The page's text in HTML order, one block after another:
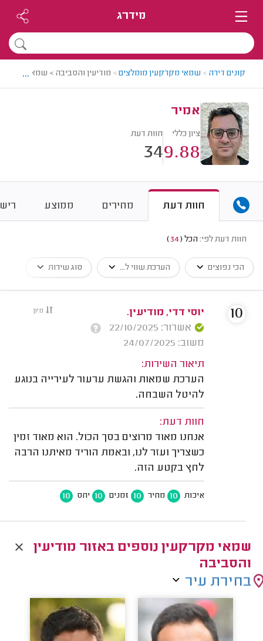
מידרג
קונים דירה > שמאי מקרקעין מומלצים> מודיעין והסביבה > שמאי...
אמיר
ציון כללי
9.88
חוות דעת
34
חוות דעת מחירים ממוצע
חוות דעת לפי: הכל (
34
)
הכי נפוצים הערכת שווי ל... סוג שירות
מיון
יוסי דדי, מודיעין.
אשרור: 22/10/2025
משוב: 24/07/2025
תיאור השירות:
הערכת שמאות והגשת ערעור לעירייה בנוגע
להיטל השבחה.
חוות דעת:
אנחנו מאוד מרוצים בסך הכול. הוא מאוד זמין
כשצריך ועזר לנו, ובאמת הוריד מאיתנו הרבה
לחץ בקטע הזה.
איכות 10 מחיר 10 זמנים 10 יחס 10
10
שמאי מקרקעין נוספים באזור מודיעין
והסביבה
בחירת עיר